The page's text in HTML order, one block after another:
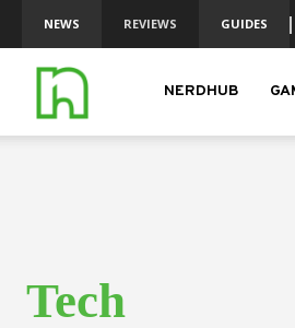
NEWS REVIEWS GUIDES
nerdhub.itNERDHUB
Tech